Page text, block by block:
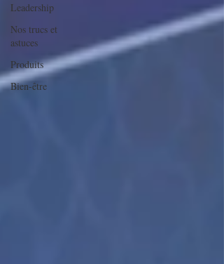
Leadership
Nos trucs et
astuces
Produits
Bien-être